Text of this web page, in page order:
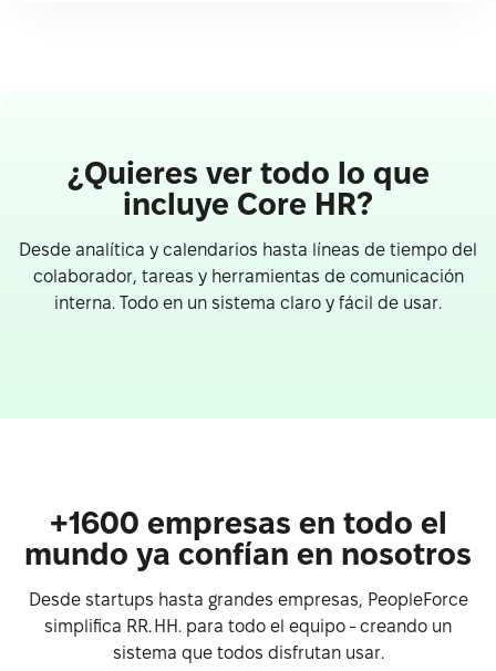
¿Quieres ver todo lo que
incluye Core HR?
Desde analítica y calendarios hasta líneas de tiempo del
colaborador, tareas y herramientas de comunicación
interna. Todo en un sistema claro y fácil de usar.
+1600 empresas en todo el
mundo ya confían en nosotros
Desde startups hasta grandes empresas, PeopleForce
simplifica RR. HH. para todo el equipo - creando un
sistema que todos disfrutan usar.